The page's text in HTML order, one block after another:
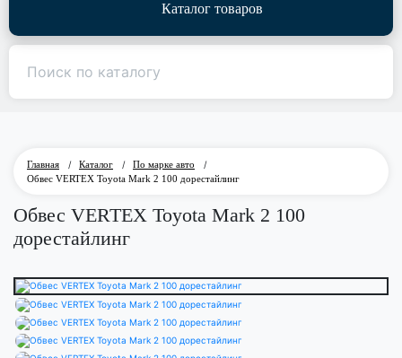
Каталог товаров
Главная / Каталог / По марке авто
/
Обвес VERTEX Toyota Mark 2 100 дорестайлинг
Обвес VERTEX Toyota Mark 2 100
дорестайлинг